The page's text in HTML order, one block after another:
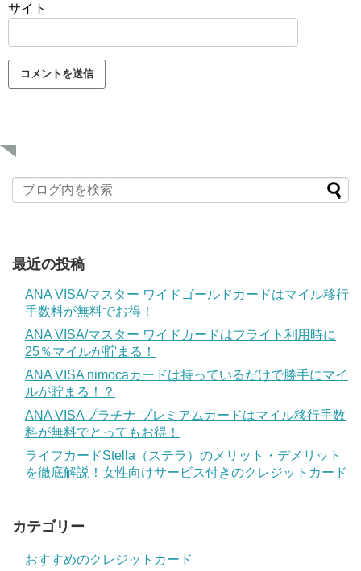
サイト
最近の投稿
ANA VISA/マスター ワイドゴールドカードはマイル移行
手数料が無料でお得！
ANA VISA/マスター ワイドカードはフライト利用時に
25％マイルが貯まる！
ANA VISA nimocaカードは持っているだけで勝手にマイ
ルが貯まる！？
ANA VISAプラチナ プレミアムカードはマイル移行手数
料が無料でとってもお得！
ライフカードStella（ステラ）のメリット・デメリット
を徹底解説！女性向けサービス付きのクレジットカード
カテゴリー
おすすめのクレジットカード